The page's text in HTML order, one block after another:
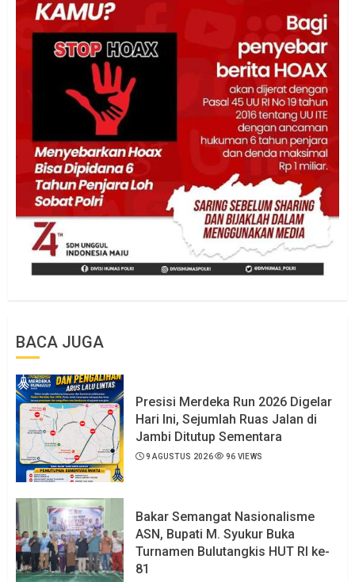
BACA JUGA
Presisi Merdeka Run 2026 Digelar
Hari Ini, Sejumlah Ruas Jalan di
Jambi Ditutup Sementara
9 AGUSTUS 2026 96 VIEWS
Bakar Semangat Nasionalisme
ASN, Bupati M. Syukur Buka
Turnamen Bulutangkis HUT RI ke-
81